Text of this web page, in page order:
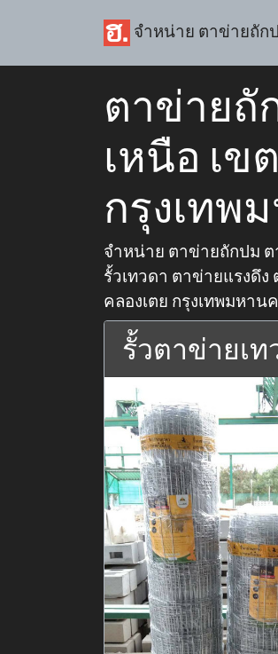
จำหน่าย ตาข่ายถัก
ตาข่ายถั
เหนือ เข
กรุงเทพ
จำหน่าย ตาข่ายถักปม
รั้วเทวดา ตาข่ายแรงดึ
คลองเตย กรุงเทพมหา
รั้วตาข่ายเท